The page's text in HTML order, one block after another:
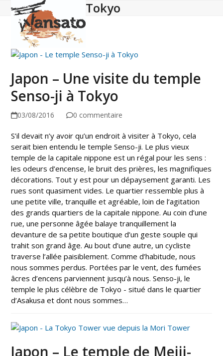
Skip
content
Open
mobile
menu
Close
mobile
menu
Tokyo
Japon – Une visite du temple
Senso-ji à Tokyo
03/08/2016 0 commentaire
S’il devait n’y avoir qu’un endroit à visiter à Tokyo, cela
serait bien entendu le temple Senso-ji. Le plus vieux
temple de la capitale nippone est un régal pour les sens :
les odeurs d’encense, le bruit des prières, les magnifiques
décorations. Tout y est pour un dépaysement garanti. Les
rues sont quasiment vides. Le quartier ressemble plus à
une petite ville, tranquille et agréable, loin de l’agitation
des grands quartiers de la capitale nippone. Au coin d’une
rue, une personne âgée balaye tranquillement la
devanture de sa petite boutique d’un geste souple qui
trahit son grand âge. Au bout d’une autre, un cycliste
traverse l’allée paisiblement. Comme d’habitude, nous
nous sommes perdus. Portées par le vent, des fumées
âcres d’encens parviennent jusqu’à nous. Senso-ji, le
temple le plus célèbre de Tokyo - situé dans le quartier
d’Asakusa et dont nous sommes…
Japon – Le temple de Meiji-